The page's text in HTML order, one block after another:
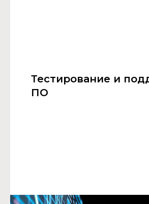
Тестирование и
ПО